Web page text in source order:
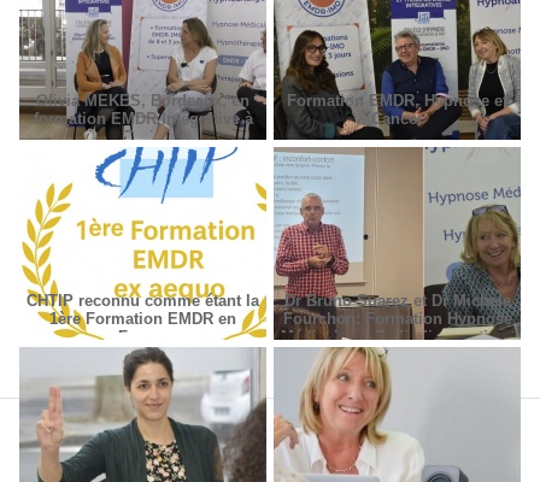
Olivia MEKES, Bordeaux, en
formation EMDR Intégrative à
Paris
Formation EMDR, Hypnose et
Cancer
CHTIP reconnu comme étant la
1ère Formation EMDR en
France
Dr Bruno Suarez et Dr Michèle
Fourchon: Formation Hypnose
Médicale en Radiodiagnostic et
Radiothérapie.